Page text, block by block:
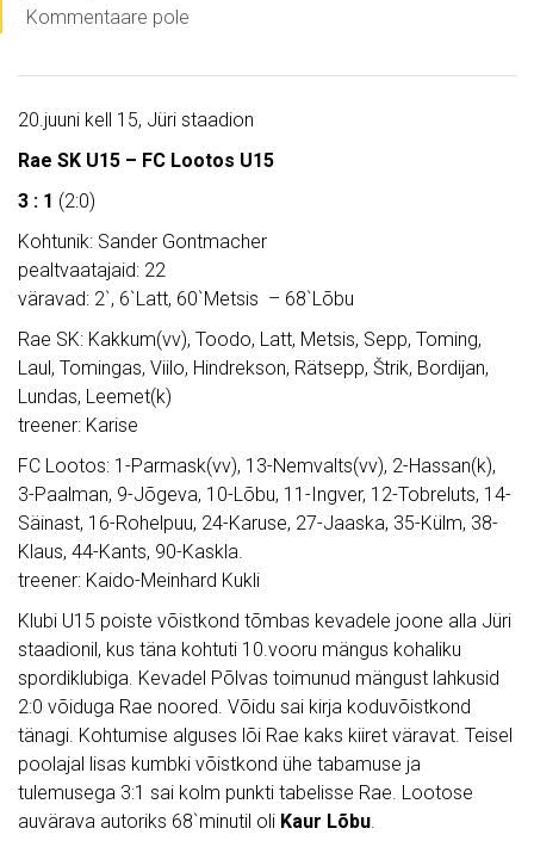
Kommentaare pole
20.juuni kell 15, Jüri staadion
Rae SK U15 – FC Lootos U15
3 : 1 (2:0)
Kohtunik: Sander Gontmacher
pealtvaatajaid: 22
väravad: 2`, 6`Latt, 60`Metsis – 68`Lõbu
Rae SK: Kakkum(vv), Toodo, Latt, Metsis, Sepp, Toming,
Laul, Tomingas, Viilo, Hindrekson, Rätsepp, Štrik, Bordijan,
Lundas, Leemet(k)
treener: Karise
FC Lootos: 1-Parmask(vv), 13-Nemvalts(vv), 2-Hassan(k),
3-Paalman, 9-Jõgeva, 10-Lõbu, 11-Ingver, 12-Tobreluts, 14-
Säinast, 16-Rohelpuu, 24-Karuse, 27-Jaaska, 35-Külm, 38-
Klaus, 44-Kants, 90-Kaskla.
treener: Kaido-Meinhard Kukli
Klubi U15 poiste võistkond tõmbas kevadele joone alla Jüri
staadionil, kus täna kohtuti 10.vooru mängus kohaliku
spordiklubiga. Kevadel Põlvas toimunud mängust lahkusid
2:0 võiduga Rae noored. Võidu sai kirja koduvõistkond
tänagi. Kohtumise alguses lõi Rae kaks kiiret väravat. Teisel
poolajal lisas kumbki võistkond ühe tabamuse ja
tulemusega 3:1 sai kolm punkti tabelisse Rae. Lootose
auvärava autoriks 68`minutil oli Kaur Lõbu.